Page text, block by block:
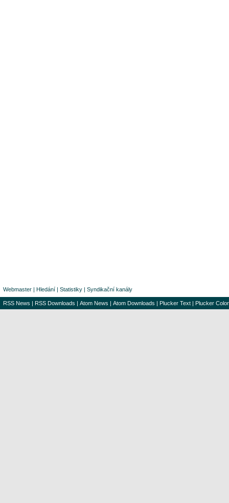
Webmaster | Hledání | Statistiky | Syndikační kanály
RSS News | RSS Downloads | Atom News | Atom Downloads | Plucker Text | Plucker Color